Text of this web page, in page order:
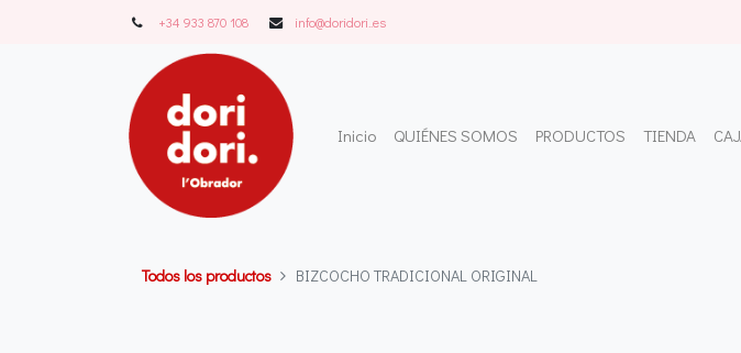
+34 933 870 108 info@doridori..es
Inicio QUIÉNES SOMOS PRODUCTOS TIENDA
Todos los productos BIZCOCHO TRADICIONAL ORIGINAL